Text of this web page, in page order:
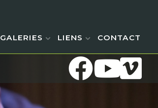
GALERIES LIENS CONTACT